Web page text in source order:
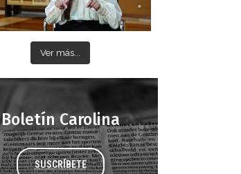
Ver más...
Boletín Carolina
SUSCRÍBETE